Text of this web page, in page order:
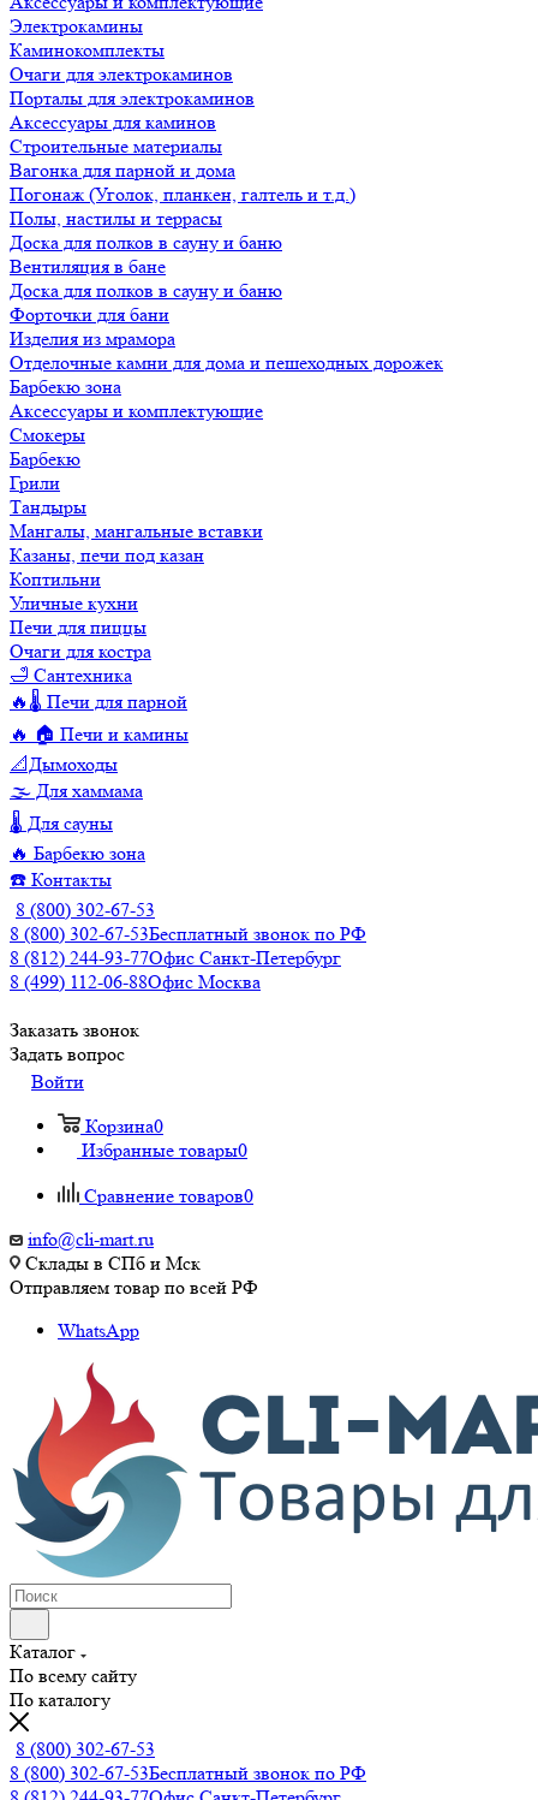
Электрокамины
Каминокомплекты
Очаги для электрокаминов
Порталы для электрокаминов
Аксессуары для каминов
Строительные материалы
Вагонка для парной и дома
Погонаж (Уголок, планкен, галтель и т.д.)
Полы, настилы и террасы
Доска для полков в сауну и баню
Вентиляция в бане
Доска для полков в сауну и баню
Форточки для бани
Изделия из мрамора
Отделочные камни для дома и пешеходных дорожек
Барбекю зона
Аксессуары и комплектующие
Смокеры
Барбекю
Грили
Тандыры
Мангалы, мангальные вставки
Казаны, печи под казан
Коптильни
Уличные кухни
Печи для пиццы
Очаги для костра
🛁 Сантехника
🔥🌡️ Печи для парной
🔥 🏠 Печи и камины
📐Дымоходы
🌫️ Для хаммама
🌡️ Для сауны
🔥 Барбекю зона
☎️ Контакты
8 (800) 302-67-53
8 (800) 302-67-53Бесплатный звонок по РФ
8 (812) 244-93-77Офис Санкт-Петербург
8 (499) 112-06-88Офис Москва
Заказать звонок
Задать вопрос
Войти
Корзина0
Избранные товары0
Сравнение товаров0
info@cli-mart.ru
Склады в СПб и Мск
Отправляем товар по всей РФ
WhatsApp
Каталог
По всему сайту
По каталогу
8 (800) 302-67-53
8 (800) 302-67-53Бесплатный звонок по РФ